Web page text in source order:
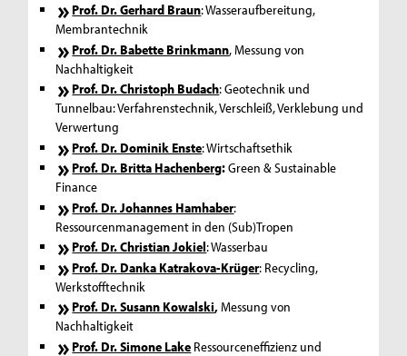
Prof. Dr. Gerhard Braun: Wasseraufbereitung,
Membrantechnik
Prof. Dr. Babette Brinkmann, Messung von
Nachhaltigkeit
Prof. Dr. Christoph Budach: Geotechnik und
Tunnelbau: Verfahrenstechnik, Verschleiß, Verklebung und
Verwertung
Prof. Dr. Dominik Enste: Wirtschaftsethik
Prof. Dr. Britta Hachenberg:Green & Sustainable
Finance
Prof. Dr. Johannes Hamhaber:
Ressourcenmanagement in den (Sub)Tropen
Prof. Dr. Christian Jokiel: Wasserbau
Prof. Dr. Danka Katrakova-Krüger: Recycling,
Werkstofftechnik
Prof. Dr. Susann Kowalski,Messung von
Nachhaltigkeit
Prof. Dr. Simone Lake Ressourceneffizienz und